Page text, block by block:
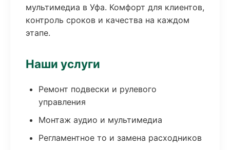
мультимедиа в Уфа. Комфорт для клиентов,
контроль сроков и качества на каждом
этапе.
Наши услуги
Ремонт подвески и рулевого
управления
Монтаж аудио и мультимедиа
Регламентное то и замена расходников